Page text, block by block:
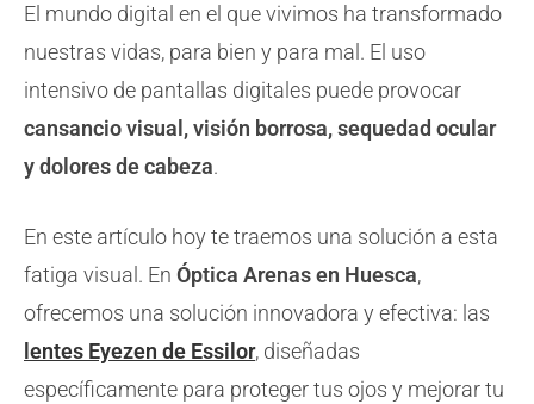
El mundo digital en el que vivimos ha transformado
nuestras vidas, para bien y para mal. El uso
intensivo de pantallas digitales puede provocar
cansancio visual, visión borrosa, sequedad ocular
y dolores de cabeza.
En este artículo hoy te traemos una solución a esta
fatiga visual. En Óptica Arenas en Huesca,
ofrecemos una solución innovadora y efectiva: las
lentes Eyezen de Essilor, diseñadas
específicamente para proteger tus ojos y mejorar tu